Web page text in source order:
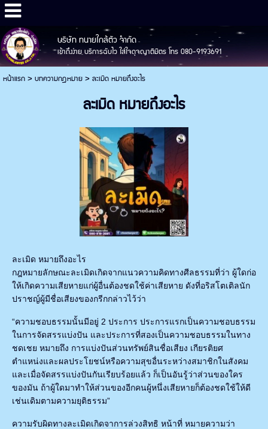
บริษัท ทนายใกล้ตัว จำกัด
เข้าถึงง่าย บริการฉับไว ใส่ใจดุจญาติมิตร โทร 080-9193691
หน้าแรก>บทความกฎหมาย>ละเมิด หมายถึงอะไร
ละเมิด หมายถึงอะไร
ละเมิด หมายถึงอะไร
กฎหมายลักษณะละเมิดเกิดจากแนวความคิดทางศีลธรรมที่ว่า ผู้ใดก่อ
ให้เกิดความเสียหายแก่ผู้อื่นต้องชดใช้ค่าเสียหาย ดังที่อริสโตเติลนัก
ปราชญ์ผู้มีชื่อเสียงของกรีกกล่าวไว้ว่า
“ความชอบธรรมนั้นมีอยู่ 2 ประการ ประการแรกเป็นความชอบธรรม
ในการจัดสรรแบ่งปัน และประการที่สองเป็นความชอบธรรมในทาง
ชดเชย หมายถึง การแบ่งปันส่วนทรัพย์สินชื่อเสียง เกียรติยศ
ตำแหน่งและผลประโยชน์หรือความสุขอื่นระหว่างสมาชิกในสังคม
และเมื่อจัดสรรแบ่งปันกันเรียบร้อยแล้ว ก็เป็นอันรู้ว่าส่วนของใคร
ของมัน ถ้าผู้ใดมาทำให้ส่วนของอีกคนผู้หนึ่งเสียหายก็ต้องชดใช้ให้ดี
เช่นเดิมตามความยุติธรรม”
ความรับผิดทางละเมิดเกิดจาการล่วงสิทธิ หน้าที่ หมายความว่า